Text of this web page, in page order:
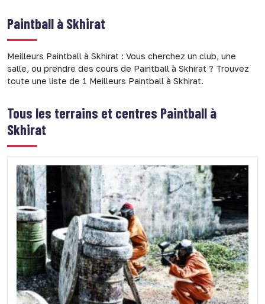
Paintball à Skhirat
Meilleurs Paintball à Skhirat : Vous cherchez un club, une
salle, ou prendre des cours de Paintball à Skhirat ? Trouvez
toute une liste de 1 Meilleurs Paintball à Skhirat.
Tous les terrains et centres Paintball à
Skhirat